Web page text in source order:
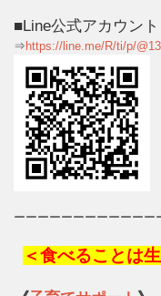
■Line公式アカウント
⇒ https://line.me/R/ti/p/
ーーーーーーーーーーーー
＜食べることは